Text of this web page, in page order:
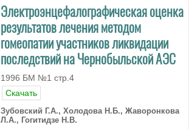
Электроэнцефалографическая оценка
результатов лечения методом
гомеопатии участников ликвидации
последствий на Чернобыльской АЭС
1996 БМ №1 стр.4
Скачать
Зубовский Г.А., Холодова Н.Б., Жаворонкова
Л.А., Гогитидзе Н.В.